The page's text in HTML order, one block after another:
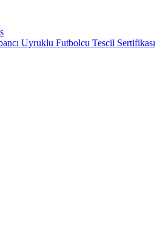
Uyruklu Futbolcu Tescil Sertifikası